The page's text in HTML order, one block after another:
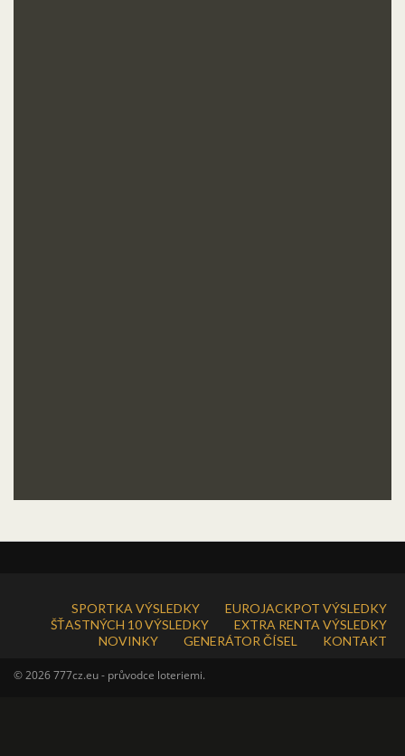
SPORTKA VÝSLEDKY
EUROJACKPOT VÝSLEDKY
ŠŤASTNÝCH 10 VÝSLEDKY
EXTRA RENTA VÝSLEDKY
NOVINKY
GENERÁTOR ČÍSEL KONTAKT
© 2026 777cz.eu - průvodce loteriemi.